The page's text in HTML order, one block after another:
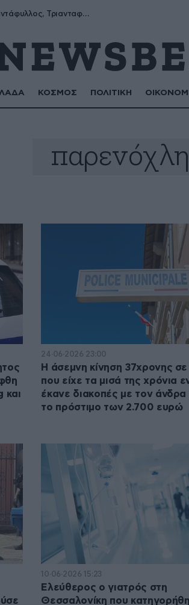
Μύρων, Τριαντάφυλλος, Τριανταφυλλιά, Φυλλιώ, Ρόζα
ΚΟΣΜΟΣ ΠΟΛΙΤΙΚΗ
και
24·06·2026 23:00
Η άσεμνη κίνηση 37χρονης σε
που είχε τα μισά της χρόνια
έκανε διακοπές με τον άνδρα
το πρόστιμο των 2.700 ευρώ
10·06·2026 15:23
Ελεύθερος ο γιατρός στη
Θεσσαλονίκη που